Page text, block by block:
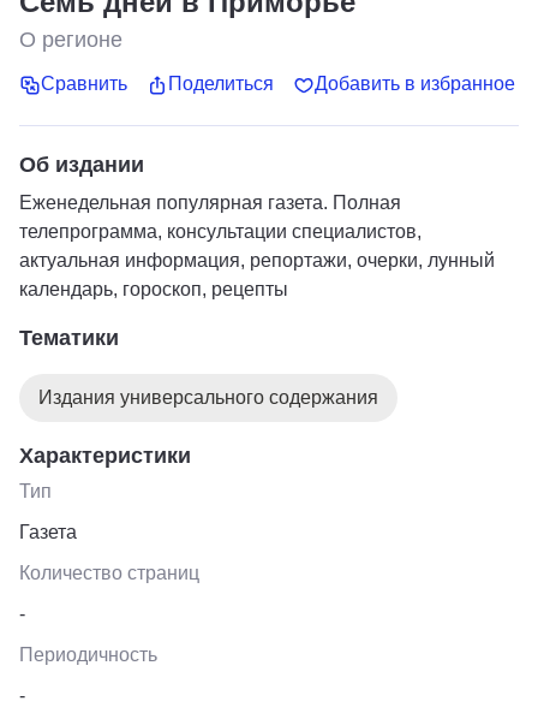
О регионе
Сравнить Поделиться Добавить в избранное
Об издании
Еженедельная популярная газета. Полная
телепрограмма, консультации специалистов,
актуальная информация, репортажи, очерки, лунный
календарь, гороскоп, рецепты
Тематики
Издания универсального содержания
Характеристики
Тип
Газета
Количество страниц
-
Периодичность
-